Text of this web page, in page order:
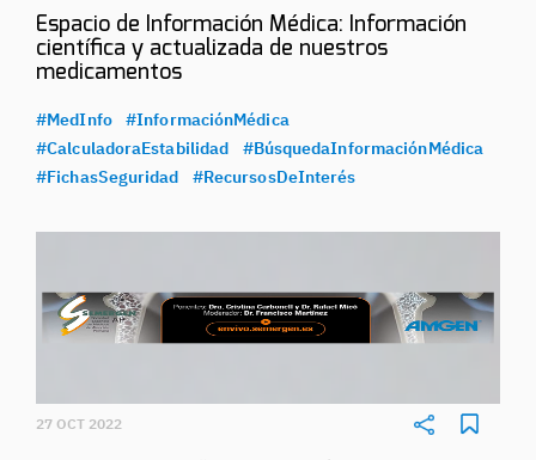
Espacio de Información Médica: Información
científica y actualizada de nuestros
medicamentos
#MedInfo
#InformaciónMédica
#CalculadoraEstabilidad
#BúsquedaInformaciónMédica
#FichasSeguridad
#RecursosDeInterés
27 OCT 2022